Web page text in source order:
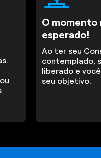
O momento
esperado!
Ao ter seu
contemplado,
liberado e
seu objetivo.